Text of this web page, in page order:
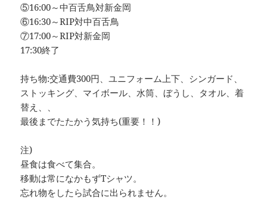
⑤16:00～中百舌鳥対新金岡
⑥16:30～RIP対中百舌鳥
⑦17:00～RIP対新金岡
17:30終了
持ち物:交通費300円、ユニフォーム上下、シンガード、
ストッキング、マイボール、水筒、ぼうし、タオル、着
替え、、
最後までたたかう気持ち(重要！！)
注)
昼食は食べて集合。
移動は常になかもずTシャツ。
忘れ物をしたら試合に出られません。